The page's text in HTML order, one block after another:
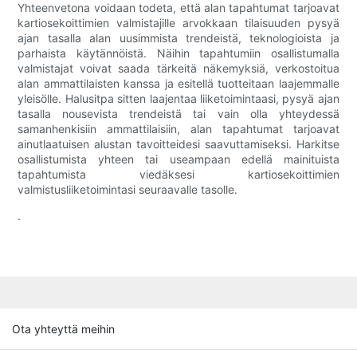
Yhteenvetona voidaan todeta, että alan tapahtumat tarjoavat
kartiosekoittimien valmistajille arvokkaan tilaisuuden pysyä
ajan tasalla alan uusimmista trendeistä, teknologioista ja
parhaista käytännöistä. Näihin tapahtumiin osallistumalla
valmistajat voivat saada tärkeitä näkemyksiä, verkostoitua
alan ammattilaisten kanssa ja esitellä tuotteitaan laajemmalle
yleisölle. Halusitpa sitten laajentaa liiketoimintaasi, pysyä ajan
tasalla nousevista trendeistä tai vain olla yhteydessä
samanhenkisiin ammattilaisiin, alan tapahtumat tarjoavat
ainutlaatuisen alustan tavoitteidesi saavuttamiseksi. Harkitse
osallistumista yhteen tai useampaan edellä mainituista
tapahtumista viedäksesi kartiosekoittimien
valmistusliiketoimintasi seuraavalle tasolle.
.
Ota yhteyttä meihin